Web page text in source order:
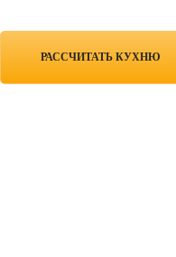
РАССЧИТАТЬ КУХНЮ